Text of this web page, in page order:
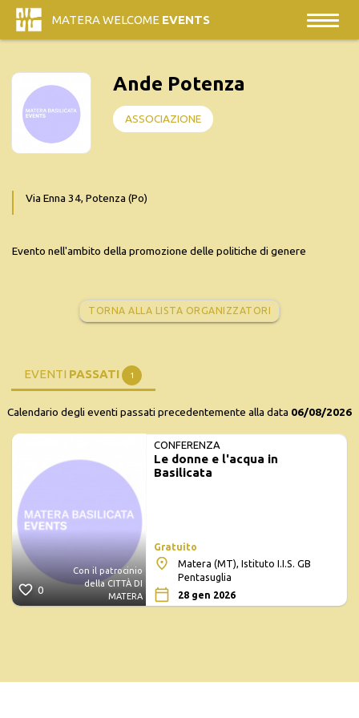
MATERA WELCOME EVENTS
Ande Potenza
ASSOCIAZIONE
Via Enna 34, Potenza (Po)
Evento nell'ambito della promozione delle politiche di genere
TORNA ALLA LISTA ORGANIZZATORI
EVENTI PASSATI 1
Calendario degli eventi passati precedentemente alla data 06/08/2026
0
Con il patrocinio
della CITTÀ DI
MATERA
CONFERENZA
Le donne e l'acqua in
Basilicata
Gratuito
Matera (MT), Istituto I.I.S. GB
Pentasuglia
28 gen 2026